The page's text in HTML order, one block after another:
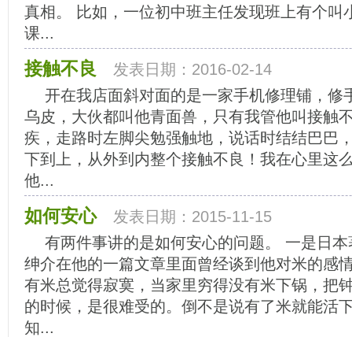
真相。 比如，一位初中班主任发现班上有个叫
课...
接触不良
发表日期：2016-02-14
开在我店面斜对面的是一家手机修理铺，修
乌皮，大伙都叫他青面兽，只有我管他叫接触
疾，走路时左脚尖勉强触地，说话时结结巴巴
下到上，从外到内整个接触不良！我在心里这
他...
如何安心
发表日期：2015-11-15
有两件事讲的是如何安心的问题。 一是日
绅介在他的一篇文章里面曾经谈到他对米的感
有米总觉得寂寞，当家里穷得没有米下锅，把
的时候，是很难受的。倒不是说有了米就能活
知...